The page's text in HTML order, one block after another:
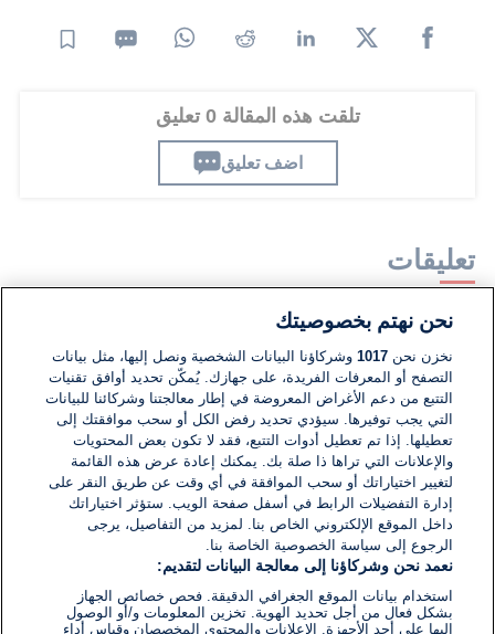
تلقت هذه المقالة 0 تعليق
اضف تعليق
تعليقات
لا توجد تعليقات مكتوبة حتى الآن. كن الأول!
اكتب تعليقًا جديدًا ...
نحن نهتم بخصوصيتك
نخزن نحن1017 وشركاؤنا البيانات الشخصية ونصل إليها، مثل بيانات
التصفح أو المعرفات الفريدة، على جهازك. يُمكّن تحديد أوافق تقنيات
التتبع من دعم الأغراض المعروضة في إطار معالجتنا وشركائنا للبيانات
التي يجب توفيرها. سيؤدي تحديد رفض الكل أو سحب موافقتك إلى
تعطيلها. إذا تم تعطيل أدوات التتبع، فقد لا تكون بعض المحتويات
والإعلانات التي تراها ذا صلة بك. يمكنك إعادة عرض هذه القائمة
لتغيير اختياراتك أو سحب الموافقة في أي وقت عن طريق النقر على
إدارة التفضيلات الرابط في أسفل صفحة الويب. ستؤثر اختياراتك
داخل الموقع الإلكتروني الخاص بنا. لمزيد من التفاصيل، يرجى
الرجوع إلى سياسة الخصوصية الخاصة بنا.
نعمد نحن وشركاؤنا إلى معالجة البيانات لتقديم:
استخدام بيانات الموقع الجغرافي الدقيقة. فحص خصائص الجهاز
بشكل فعال من أجل تحديد الهوية. تخزين المعلومات و/أو الوصول
إليها على أحد الأجهزة. الإعلانات والمحتوى المخصصان وقياس أداء